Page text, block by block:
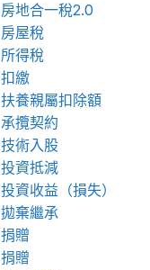
房地合一稅2.0
房屋稅
所得稅
扣繳
扶養親屬扣除額
承攬契約
技術入股
投資抵減
投資收益（損失）
拋棄繼承
捐贈
捐贈